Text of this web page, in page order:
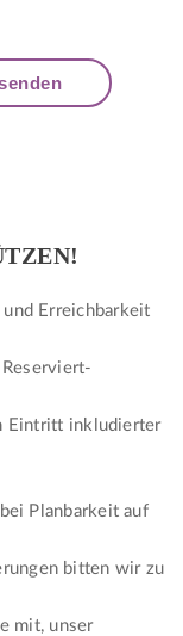
Erreichbarkeit
Eintritt inkludierter
Planbarkeit auf
bitten wir zu
mit, unser